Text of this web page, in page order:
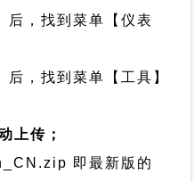
后，找到菜单【仪表
，找到菜单【工具】
上传；
即最新版的